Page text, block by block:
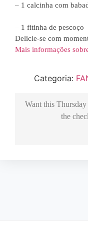
– 1 calcinha com
– 1 fitinha de pescoço
Delicie-se com
Mais informações
Categoria:
Want this
the